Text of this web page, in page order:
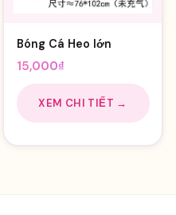
Bóng Cá Heo lớn
15,000₫
XEM CHI TIẾT →